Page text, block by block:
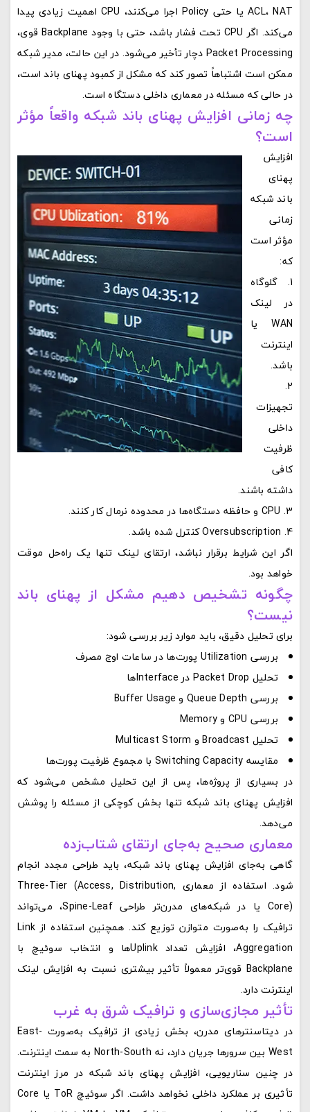
ACL، NAT یا حتی Policy اجرا می‌کنند، CPU اهمیت زیادی پیدا
می‌کند. اگر CPU تحت فشار باشد، حتی با وجود Backplane قوی،
Packet Processing دچار تأخیر می‌شود. در این حالت، مدیر شبکه
ممکن است اشتباهاً تصور کند که مشکل از کمبود پهنای باند است،
در حالی که مسئله در معماری داخلی دستگاه است.
چه زمانی افزایش پهنای باند شبکه واقعاً مؤثر
است؟
افزایش
پهنای
باند شبکه
زمانی
مؤثر است
که:
گلوگاه
در لینک
WAN یا
اینترنت
باشد.
تجهیزات
داخلی
ظرفیت
کافی
داشته باشند.
CPU و حافظه دستگاه‌ها در محدوده نرمال کار کنند.
Oversubscription کنترل شده باشد.
اگر این شرایط برقرار نباشد، ارتقای لینک تنها یک راه‌حل موقت
خواهد بود.
چگونه تشخیص دهیم مشکل از پهنای باند
نیست؟
برای تحلیل دقیق، باید موارد زیر بررسی شود:
بررسی Utilization پورت‌ها در ساعات اوج مصرف
تحلیل Packet Drop در Interfaceها
بررسی Queue Depth و Buffer Usage
بررسی CPU و Memory
تحلیل Broadcast و Multicast Storm
مقایسه Switching Capacity با مجموع ظرفیت پورت‌ها
در بسیاری از پروژه‌ها، پس از این تحلیل مشخص می‌شود که
افزایش پهنای باند شبکه تنها بخش کوچکی از مسئله را پوشش
می‌دهد.
معماری صحیح به‌جای ارتقای شتاب‌زده
گاهی به‌جای افزایش پهنای باند شبکه، باید طراحی مجدد انجام
شود. استفاده از معماری Three-Tier (Access, Distribution,
Core) یا در شبکه‌های مدرن‌تر طراحی Spine-Leaf، می‌تواند
ترافیک را به‌صورت متوازن توزیع کند. همچنین استفاده از Link
Aggregation، افزایش تعداد Uplinkها و انتخاب سوئیچ با
Backplane قوی‌تر معمولاً تأثیر بیشتری نسبت به افزایش لینک
اینترنت دارد.
تأثیر مجازی‌سازی و ترافیک شرق به غرب
در دیتاسنترهای مدرن، بخش زیادی از ترافیک به‌صورت East-
West بین سرورها جریان دارد، نه North-South به سمت اینترنت.
در چنین سناریویی، افزایش پهنای باند شبکه در مرز اینترنت
تأثیری بر عملکرد داخلی نخواهد داشت. اگر سوئیچ ToR یا Core